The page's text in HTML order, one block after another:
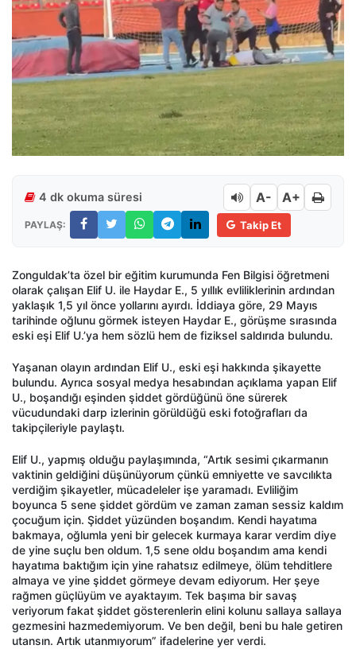
4 dk okuma süresi A- A+
PAYLAŞ: Takip Et
Zonguldak’ta özel bir eğitim kurumunda Fen Bilgisi öğretmeni
olarak çalışan Elif U. ile Haydar E., 5 yıllık evliliklerinin ardından
yaklaşık 1,5 yıl önce yollarını ayırdı. İddiaya göre, 29 Mayıs
tarihinde oğlunu görmek isteyen Haydar E., görüşme sırasında
eski eşi Elif U.’ya hem sözlü hem de fiziksel saldırıda bulundu.
Yaşanan olayın ardından Elif U., eski eşi hakkında şikayette
bulundu. Ayrıca sosyal medya hesabından açıklama yapan Elif
U., boşandığı eşinden şiddet gördüğünü öne sürerek
vücudundaki darp izlerinin görüldüğü eski fotoğrafları da
takipçileriyle paylaştı.
Elif U., yapmış olduğu paylaşımında, “Artık sesimi çıkarmanın
vaktinin geldiğini düşünüyorum çünkü emniyette ve savcılıkta
verdiğim şikayetler, mücadeleler işe yaramadı. Evliliğim
boyunca 5 sene şiddet gördüm ve zaman zaman sessiz kaldım
çocuğum için. Şiddet yüzünden boşandım. Kendi hayatıma
bakmaya, oğlumla yeni bir gelecek kurmaya karar verdim diye
de yine suçlu ben oldum. 1,5 sene oldu boşandım ama kendi
hayatıma baktığım için yine rahatsız edilmeye, ölüm tehditlere
almaya ve yine şiddet görmeye devam ediyorum. Her şeye
rağmen güçlüyüm ve ayaktayım. Tek başıma bir savaş
veriyorum fakat şiddet gösterenlerin elini kolunu sallaya sallaya
gezmesini hazmedemiyorum. Ve ben değil, beni bu hale getiren
utansın. Artık utanmıyorum” ifadelerine yer verdi.